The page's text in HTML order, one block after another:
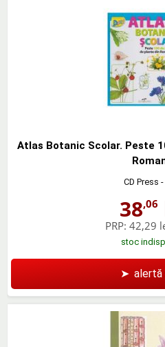
Atlas Botanic Scolar. Peste
CD Press
38,06
PRP: 42,29
stoc
➤